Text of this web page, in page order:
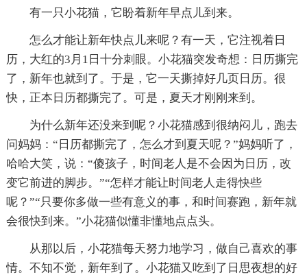
有一只小花猫，它盼着新年早点儿到来。
怎么才能让新年快点儿来呢？有一天，它注视着日
历，大红的3月1日十分刺眼。小花猫突发奇想：日历撕完
了，新年也就到了。于是，它一天撕掉好几页日历。很
快，正本日历都撕完了。可是，夏天才刚刚来到。
为什么新年还没来到呢？小花猫感到很纳闷儿，跑去
问妈妈：“日历都撕完了，怎么才到夏天呢？”妈妈听了，
哈哈大笑，说：“傻孩子，时间老人是不会因为日历，改
变它前进的脚步。”“怎样才能让时间老人走得快些
呢？”“只要你多做一些有意义的事，和时间赛跑，新年就
会很快到来。”小花猫似懂非懂地点点头。
从那以后，小花猫每天努力地学习，做自己喜欢的事
情。不知不觉，新年到了。小花猫又吃到了日思夜想的好